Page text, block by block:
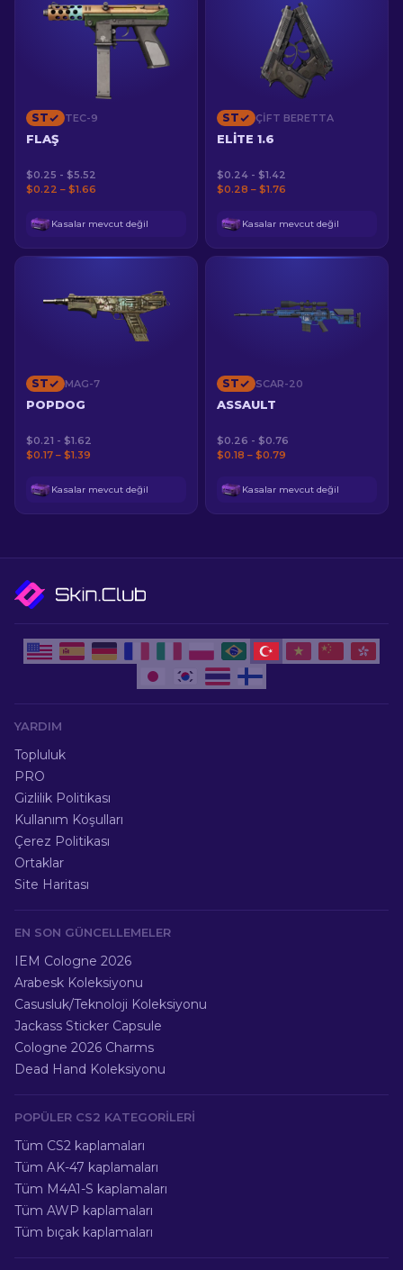
ST TEC-9
FLAŞ
$0.25 - $5.52
$0.22 – $1.66
Kasalar mevcut değil
ST ÇIFT BERETTA
ELITE 1.6
$0.24 - $1.42
$0.28 – $1.76
Kasalar mevcut değil
ST MAG-7
POPDOG
$0.21 - $1.62
$0.17 – $1.39
Kasalar mevcut değil
ST SCAR-20
ASSAULT
$0.26 - $0.76
$0.18 – $0.79
Kasalar mevcut değil
YARDIM
Topluluk
PRO
Gizlilik Politikası
Kullanım Koşulları
Çerez Politikası
Ortaklar
Site Haritası
EN SON GÜNCELLEMELER
IEM Cologne 2026
Arabesk Koleksiyonu
Casusluk/Teknoloji Koleksiyonu
Jackass Sticker Capsule
Cologne 2026 Charms
Dead Hand Koleksiyonu
POPÜLER CS2 KATEGORILERI
Tüm CS2 kaplamaları
Tüm AK-47 kaplamaları
Tüm M4A1-S kaplamaları
Tüm AWP kaplamaları
Tüm bıçak kaplamaları